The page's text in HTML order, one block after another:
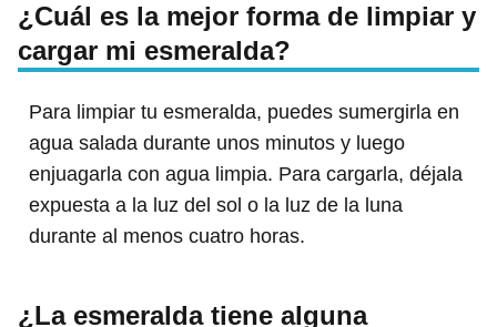
¿Cuál es la mejor forma de limpiar y
cargar mi esmeralda?
Para limpiar tu esmeralda, puedes sumergirla en
agua salada durante unos minutos y luego
enjuagarla con agua limpia. Para cargarla, déjala
expuesta a la luz del sol o la luz de la luna
durante al menos cuatro horas.
¿La esmeralda tiene alguna